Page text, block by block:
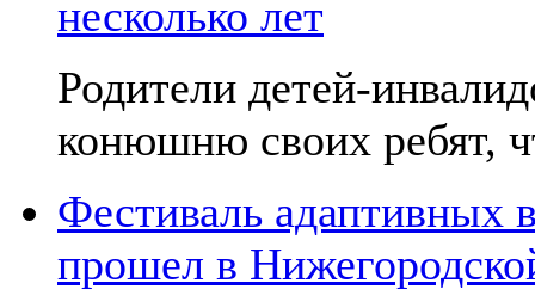
несколько лет
Родители детей-
конюшню своих ребят,
Фестиваль адаптивных
прошел в